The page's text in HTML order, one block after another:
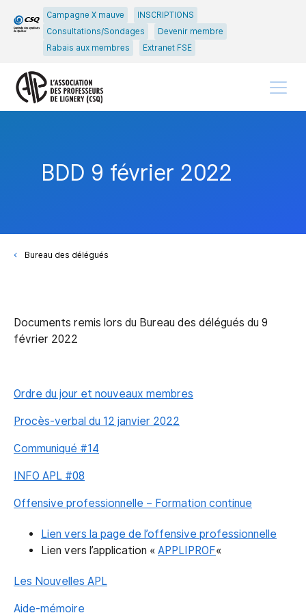
Passer
au
principal
Passer
au
Campagne X mauve
INSCRIPTIONS
Consultations/Sondages
Devenir membre
Rabais aux membres
Extranet FSE
BDD 9 février 2022
Bureau des délégués
Documents remis lors du Bureau des délégués du 9
février 2022
Ordre du jour et nouveaux membres
Procès-verbal du 12 janvier 2022
Communiqué #14
INFO APL #08
Offensive professionnelle – Formation continue
Lien vers la page de l’offensive professionnelle
Lien vers l’application « APPLIPROF«
Les Nouvelles APL
Aide-mémoire